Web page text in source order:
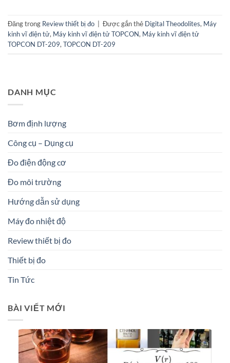
Đăng trong Review thiết bị đo Được gắn thẻ Digital Theodolites, Máy
kinh vĩ điện tử, Máy kinh vĩ điện tử TOPCON, Máy kinh vĩ điện tử
TOPCON DT-209,TOPCON DT-209
DANH MỤC
Bơm định lượng
Công cụ – Dụng cụ
Đo điện động cơ
Đo môi trường
Hướng dẫn sử dụng
Máy đo nhiệt độ
Review thiết bị đo
Thiết bị đo
Tin Tức
BÀI VIẾT MỚI